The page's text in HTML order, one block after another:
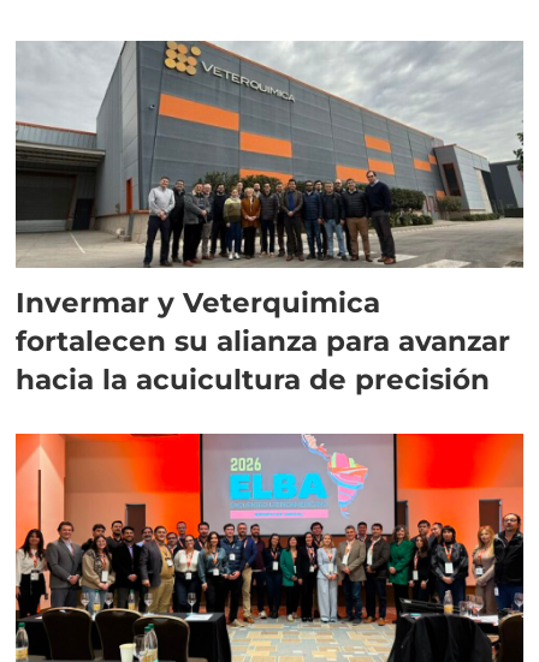
Invermar y Veterquimica
fortalecen su alianza para avanzar
hacia la acuicultura de precisión